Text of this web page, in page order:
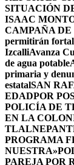
SITUACIÓN
ISAAC
CAMPAÑA
permitirán
IzcalliAvanza
de agua potable
primaria y
estatalSAN
EDADPOR
POLICÍA DE
EN LA
PROGRAMA
NUESTRA»
PAREJA POR